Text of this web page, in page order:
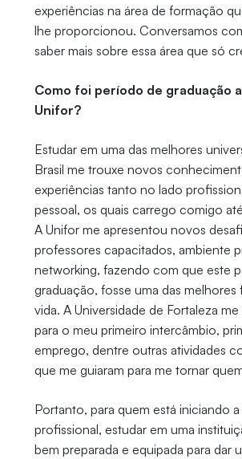
experiências na área de formação
lhe proporcionou. Conversamos
saber mais sobre essa área que só
Como foi período de graduação
Unifor?
Estudar em uma das melhores
Brasil me trouxe novos
experiências tanto no lado
pessoal, os quais carrego comigo
A Unifor me apresentou novos
professores capacitados, ambiente
networking, fazendo com que este
graduação, fosse uma das melhores
vida. A Universidade de Fortaleza
para o meu primeiro intercâmbio,
emprego, dentre outras atividades
que me guiaram para me tornar
Portanto, para quem está iniciando a
profissional, estudar em uma
bem preparada e equipada para dar